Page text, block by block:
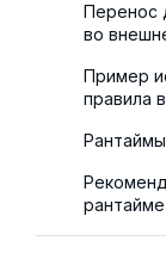
Перенос
во
Пример
правила
рантайме